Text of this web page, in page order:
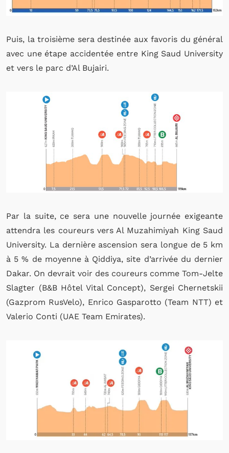
Puis, la troisième sera destinée aux favoris du général
avec une étape accidentée entre King Saud University
et vers le parc d’Al Bujairi.
Par la suite, ce sera une nouvelle journée exigeante
attendra les coureurs versAl Muzahimiyah King Saud
University. La dernière ascension sera longue de 5 km
à 5 % de moyenne à Qiddiya, site d’arrivée du dernier
Dakar. On devrait voir des coureurs comme Tom-Jelte
Slagter (B&B Hôtel Vital Concept), Sergei Chernetskii
(Gazprom RusVelo), Enrico Gasparotto (Team NTT) et
Valerio Conti (UAE Team Emirates).